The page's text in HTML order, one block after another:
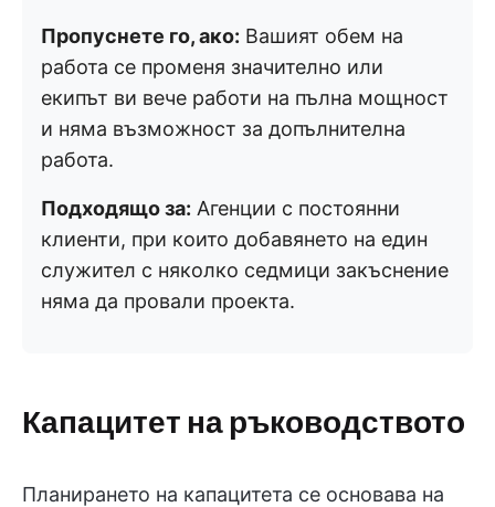
Пропуснете го, ако: Вашият обем на
работа се променя значително или
екипът ви вече работи на пълна мощност
и няма възможност за допълнителна
работа.
Подходящо за: Агенции с постоянни
клиенти, при които добавянето на един
служител с няколко седмици закъснение
няма да провали проекта.
Капацитет на ръководството
Планирането на капацитета се основава на